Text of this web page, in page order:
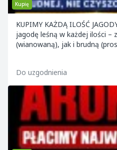
Kupię
KUPIMY KAŻDĄ ILOŚĆ
jagodę leśną w każdej ilości –
(wianowaną), jak i brudną
Do uzgodnienia